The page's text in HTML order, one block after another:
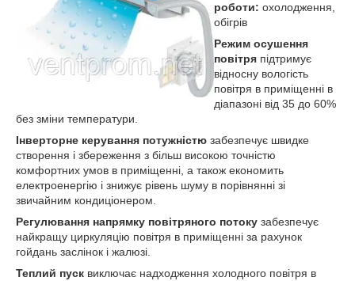
роботи: охолодження,
обігрів
Режим осушення
повітря підтримує
відносну вологість
повітря в приміщенні в
діапазоні від 35 до 60%
без зміни температури.
Інверторне керування потужністю забезпечує швидке
створення і збереження з більш високою точністю
комфортних умов в приміщенні, а також економить
електроенергію і знижує рівень шуму в порівнянні зі
звичайним кондиціонером.
Регулювання напрямку повітряного потоку забезпечує
найкращу циркуляцію повітря в приміщенні за рахунок
гойдань заслінок і жалюзі.
Теплий пуск виключає надходження холодного повітря в